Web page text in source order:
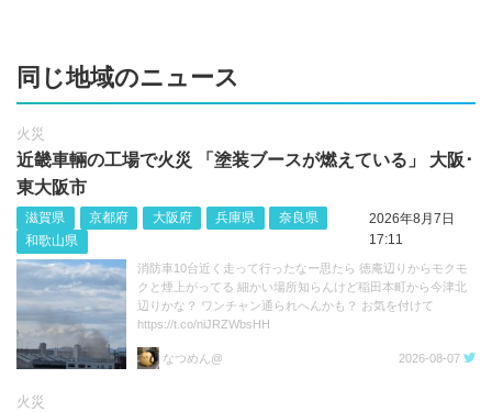
同じ地域のニュース
火災
近畿車輛の工場で火災 「塗装ブースが燃えている」 大阪･
東大阪市
滋賀県 京都府 大阪府 兵庫県
奈良県
和歌山県
2026年8月7日
17:11
消防車10台近く走って行ったなー思たら 徳庵辺りからモクモ
クと煙上がってる 細かい場所知らんけど稲田本町から今津北
辺りかな？ ワンチャン通られへんかも？ お気を付けて
https://t.co/niJRZWbsHH
なつめん@ 2026-08-07
火災